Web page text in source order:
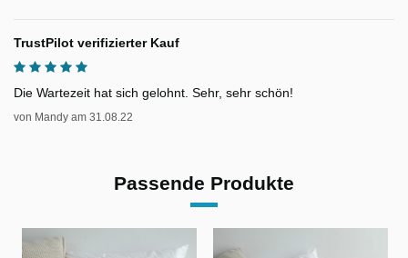
TrustPilot verifizierter Kauf
Die Wartezeit hat sich gelohnt. Sehr, sehr schön!
von Mandy am 31.08.22
Passende Produkte